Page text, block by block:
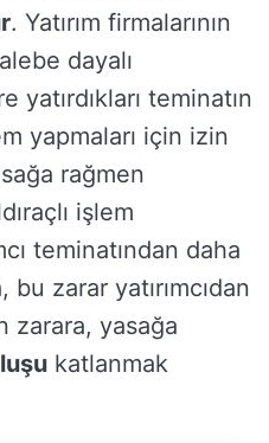
. Yatırım firmalarının
dayalı
teminatın
yapmaları için izin
rağmen
işlem
teminatından daha
zarar yatırımcıdan
zarara, yasağa
katlanmak